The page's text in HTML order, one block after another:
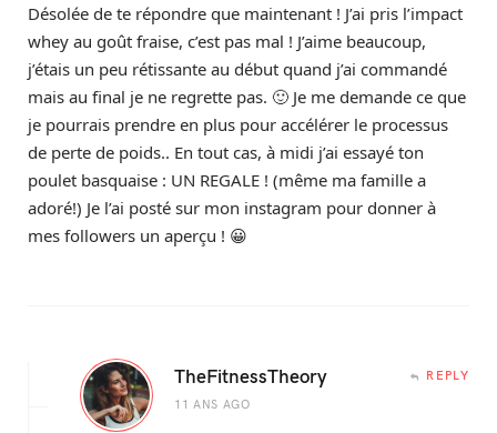
Désolée de te répondre que maintenant ! J’ai pris l’impact
whey au goût fraise, c’est pas mal ! J’aime beaucoup,
j’étais un peu rétissante au début quand j’ai commandé
mais au final je ne regrette pas. 🙂 Je me demande ce que
je pourrais prendre en plus pour accélérer le processus
de perte de poids.. En tout cas, à midi j’ai essayé ton
poulet basquaise : UN REGALE ! (même ma famille a
adoré!) Je l’ai posté sur mon instagram pour donner à
mes followers un aperçu ! 😀
TheFitnessTheory
11 ANS AGO
REPLY